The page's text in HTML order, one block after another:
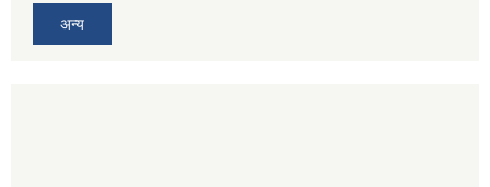
अन्य